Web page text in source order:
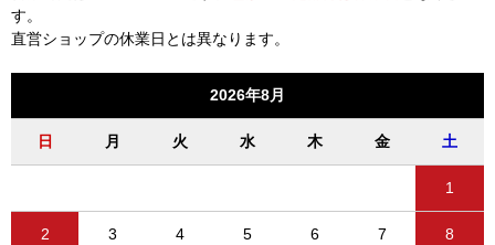
す。
直営ショップの休業日とは異なります。
2026年8月
日 月 火 水 木 金 土
1
2 3 4 5 6 7 8